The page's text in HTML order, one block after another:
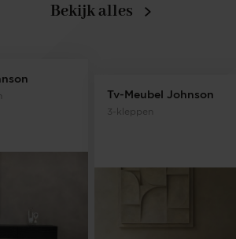
Tv-Meubel Johnson
3-kleppen
Bekijk alles